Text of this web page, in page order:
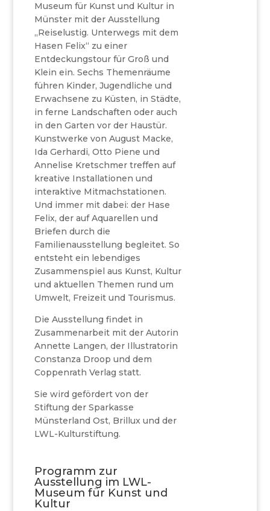
Museum für Kunst und Kultur in
Münster mit der Ausstellung
„Reiselustig. Unterwegs mit dem
Hasen Felix“ zu einer
Entdeckungstour für Groß und
Klein ein. Sechs Themenräume
führen Kinder, Jugendliche und
Erwachsene zu Küsten, in Städte,
in ferne Landschaften oder auch
in den Garten vor der Haustür.
Kunstwerke von August Macke,
Ida Gerhardi, Otto Piene und
Annelise Kretschmer treffen auf
kreative Installationen und
interaktive Mitmachstationen.
Und immer mit dabei: der Hase
Felix, der auf Aquarellen und
Briefen durch die
Familienausstellung begleitet. So
entsteht ein lebendiges
Zusammenspiel aus Kunst, Kultur
und aktuellen Themen rund um
Umwelt, Freizeit und Tourismus.
Die Ausstellung findet in
Zusammenarbeit mit der Autorin
Annette Langen, der Illustratorin
Constanza Droop und dem
Coppenrath Verlag statt.
Sie wird gefördert von der
Stiftung der Sparkasse
Münsterland Ost, Brillux und der
LWL-Kulturstiftung.
Programm zur
Ausstellung im LWL-
Museum für Kunst und
Kultur